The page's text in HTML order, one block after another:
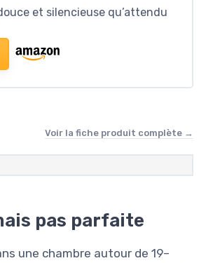
et silencieuse qu’attendu
Voir la fiche produit complète →
pas parfaite
une chambre autour de 19–